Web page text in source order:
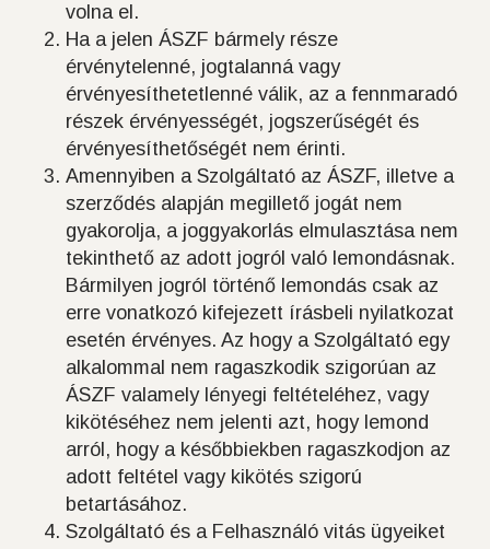
volna el.
Ha a jelen ÁSZF bármely része
érvénytelenné, jogtalanná vagy
érvényesíthetetlenné válik, az a fennmaradó
részek érvényességét, jogszerűségét és
érvényesíthetőségét nem érinti.
Amennyiben a Szolgáltató az ÁSZF, illetve a
szerződés alapján megillető jogát nem
gyakorolja, a joggyakorlás elmulasztása nem
tekinthető az adott jogról való lemondásnak.
Bármilyen jogról történő lemondás csak az
erre vonatkozó kifejezett írásbeli nyilatkozat
esetén érvényes. Az hogy a Szolgáltató egy
alkalommal nem ragaszkodik szigorúan az
ÁSZF valamely lényegi feltételéhez, vagy
kikötéséhez nem jelenti azt, hogy lemond
arról, hogy a későbbiekben ragaszkodjon az
adott feltétel vagy kikötés szigorú
betartásához.
Szolgáltató és a Felhasználó vitás ügyeiket